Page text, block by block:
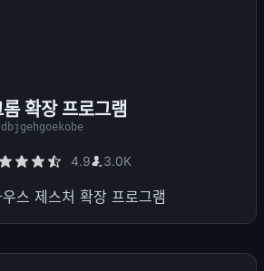
확장 프로그램
4.9 3.0K
스 제스처 확장 프로그램